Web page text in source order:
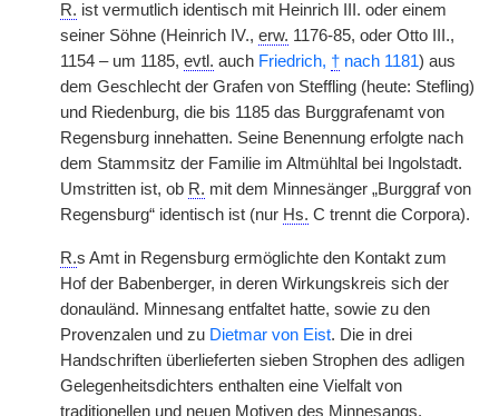
R. ist vermutlich identisch mit Heinrich III. oder einem
seiner Söhne (Heinrich IV., erw. 1176-85, oder Otto III.,
1154 – um 1185, evtl. auch Friedrich, † nach 1181) aus
dem Geschlecht der Grafen von Steffling (heute: Stefling)
und Riedenburg, die bis 1185 das Burggrafenamt von
Regensburg innehatten. Seine Benennung erfolgte nach
dem Stammsitz der Familie im Altmühltal bei Ingolstadt.
Umstritten ist, ob R. mit dem Minnesänger „Burggraf von
Regensburg“ identisch ist (nur Hs. C trennt die Corpora).
R.s Amt in Regensburg ermöglichte den Kontakt zum
Hof der Babenberger, in deren Wirkungskreis sich der
donauländ. Minnesang entfaltet hatte, sowie zu den
Provenzalen und zu Dietmar von Eist. Die in drei
Handschriften überlieferten sieben Strophen des adligen
Gelegenheitsdichters enthalten eine Vielfalt von
traditionellen und neuen Motiven des Minnesangs.